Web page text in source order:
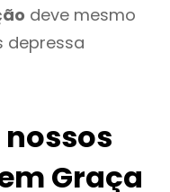
deve mesmo
depressa
nossos
Graça